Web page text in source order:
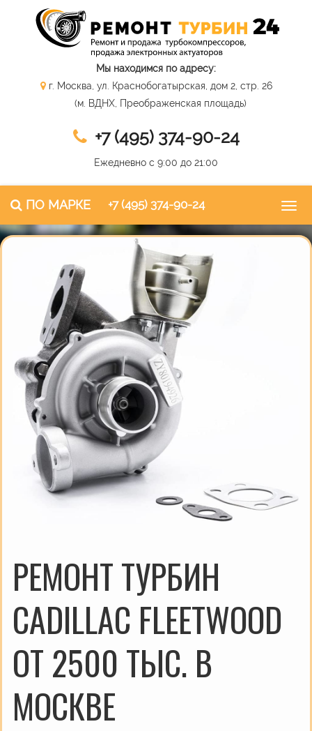
Мы находимся по адресу:
г. Москва, ул. Краснобогатырская, дом 2, стр. 26
(м. ВДНХ, Преображенская площадь)
+7 (495) 374-90-24
Ежедневно с 9:00 до 21:00
ПО МАРКЕ +7 (495) 374-90-24
РЕМОНТ ТУРБИН
CADILLAC FLEETWOOD
ОТ 2500 ТЫС. В
МОСКВЕ